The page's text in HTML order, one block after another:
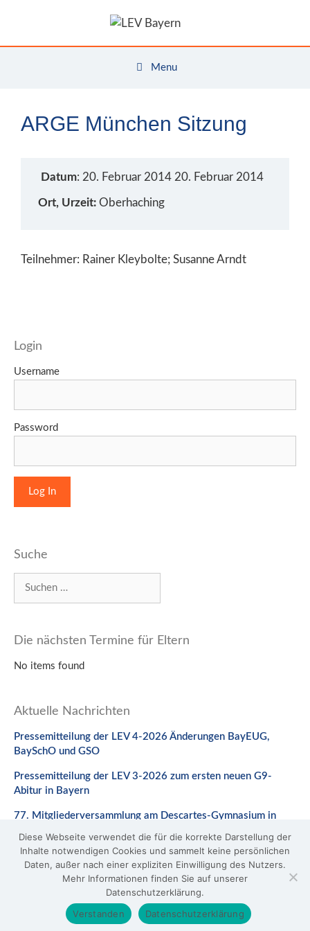
Menu
ARGE München Sitzung
Datum: 20. Februar 2014 20. Februar 2014
Ort, Urzeit: Oberhaching
Teilnehmer: Rainer Kleybolte; Susanne Arndt
Login
Username
Password
Suche
Die nächsten Termine für Eltern
No items found
Aktuelle Nachrichten
Pressemitteilung der LEV 4-2026 Änderungen BayEUG,
BaySchO und GSO
Pressemitteilung der LEV 3-2026 zum ersten neuen G9-
Abitur in Bayern
77. Mitgliederversammlung am Descartes-Gymnasium in
Stellungnahme zum Gesetzentwurf zur Änderung des
BaySchO
© 2026 LEV Bayern
Diese Webseite verwendet die für die korrekte Darstellung der
Inhalte notwendigen Cookies und sammelt keine persönlichen
Daten, außer nach einer expliziten Einwilligung des Nutzers.
Mehr Informationen finden Sie auf unserer
Datenschutzerklärung.
Verstanden
Datenschutzerklärung